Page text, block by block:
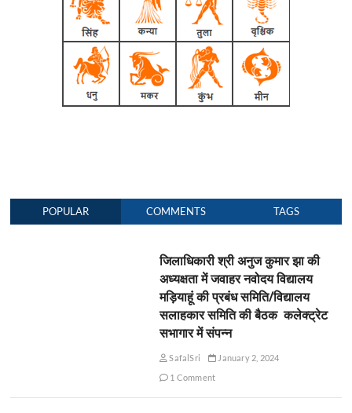
POPULAR COMMENTS TAGS
जिलाधिकारी श्री अनुज कुमार झा की
अध्यक्षता में जवाहर नवोदय विद्यालय
मड़ियाहूं की प्रबंध समिति/विद्यालय
सलाहकार समिति की बैठक कलेक्ट्रेट
सभागार में संपन्न
SafalSri
January 2, 2024
1 Comment